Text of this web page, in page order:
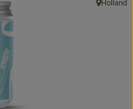
, Herkunft:
Holland